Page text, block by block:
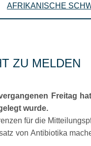
AFRIKANISCHE
ZU MELDEN
Freitag
wurde.
für die
von Antibiotika